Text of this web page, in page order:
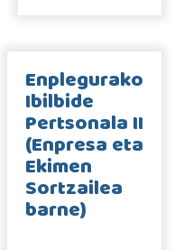
Enplegurako
Ibilbide
Pertsonala II
(Enpresa eta
Ekimen
Sortzailea
barne)